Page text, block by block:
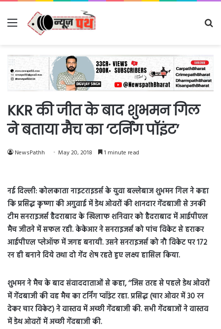
Menu
KKR की जीत के बाद शुभमन गिल
ने बताया मैच का ‘टर्निंग पॉइंट’
NewsPathh May 20, 2018 1 minute read
नई दिल्ली: कोलकाता नाइटराइडर्स के युवा बल्लेबाज शुभमन गिल ने कहा
कि प्रसिद्ध कृष्णा की अगुवाई में डेथ ओवरों की शानदार गेंदबाजी से उनकी
टीम सनराइजर्स हैदराबाद के खिलाफ शनिवार को हैदराबाद में आईपीएल
मैच जीतने में सफल रही. केकेआर ने सनराइजर्स को पांच विकेट से हराकर
आईपीएल प्लेऑफ में जगह बनायी. उसने सनराइजर्स को नौ विकेट पर 172
रन ही बनाने दिये तथा दो गेंद शेष रहते हुए लक्ष्य हासिल किया.
शुभमन ने मैच के बाद संवाददाताओं से कहा, ‘‘जिस तरह से पहले डेथ ओवरों
में गेंदबाजी की वह मैच का टर्निंग प्वॉइंट रहा. प्रसिद्ध (चार ओवर में 30 रन
देकर चार विकेट) ने वास्तव में अच्छी गेंदबाजी की. सभी गेंदबाजों ने वास्तव
में डेथ ओवरों में अच्छी गेंदबाजी की.